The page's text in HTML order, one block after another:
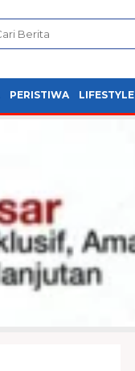
PERISTIWA LIFESTYLE